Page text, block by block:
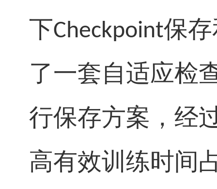
下Checkpoint保
了一套自适应检
行保存方案，经
高有效训练时间